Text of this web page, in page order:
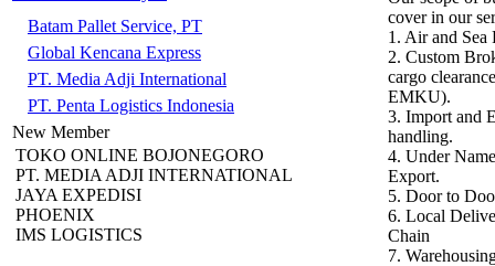
Batam Pallet Service, PT
Global Kencana Express
PT. Media Adji International
PT. Penta Logistics Indonesia
New Member
TOKO ONLINE BOJONEGORO
PT. MEDIA ADJI INTERNATIONAL
JAYA EXPEDISI
PHOENIX
IMS LOGISTICS
cover in our
1. Air and Sea
2. Custom
cargo
EMKU).
3. Import and
handling.
4. Under
Export.
5. Door to
6. Local
Chain
7.